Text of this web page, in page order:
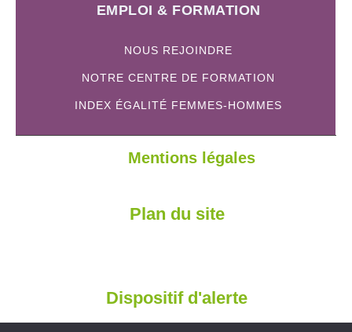
EMPLOI & FORMATION
NOUS REJOINDRE
NOTRE CENTRE DE FORMATION
INDEX ÉGALITÉ FEMMES-HOMMES
Mentions légales
Plan du site
Dispositif d'alerte